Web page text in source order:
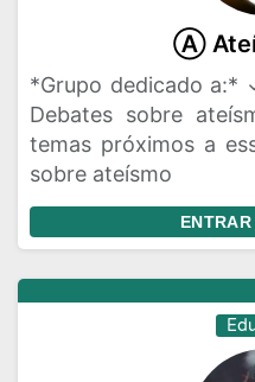
Ⓐ
*Grupo dedicado a:*
Debates sobre
temas próximos a
sobre ateísmo